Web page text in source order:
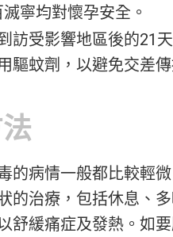
寧均對懷孕安全。
訪受影響地區後的21
驅蚊劑，以避免交差傳
的病情一般都比較輕
的治療，包括休息、多
舒緩痛症及發熱。如